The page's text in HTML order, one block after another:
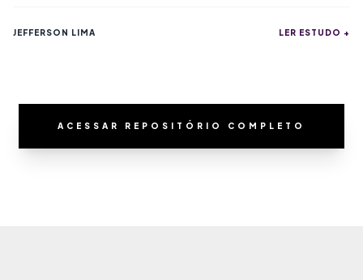
JEFFERSON LIMA LER ESTUDO +
ACESSAR REPOSITÓRIO COMPLETO